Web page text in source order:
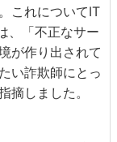
これについてIT
、「不正なサー
が作り出されて
い詐欺師にとっ
摘しました。